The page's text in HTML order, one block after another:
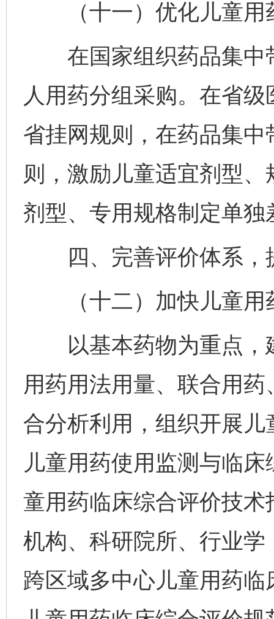
（十一）优化儿童用
在国家组织药品集中
人用药分组采购。在省
省挂网规则，在药品集
则，激励儿童适宜剂型
剂型、专用规格制定单独
四、完善评价体系，
（十二）加快儿童用
以基本药物为重点，
用药用法用量、联合用
合分析利用，组织开展
儿童用药使用监测与临
童用药临床综合评价技
机构、科研院所、行业
跨区域多中心儿童用药